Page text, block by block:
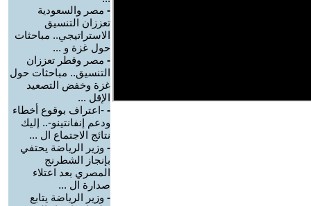
- مصر والسعودية
تعززان التنسيق
الاستراتيجي.. مباحثات
حول غزة و ...
- مصر وقطر تعززان
التنسيق.. مباحثات حول
غزة وخفض التصعيد
الإقل ...
- -اعتراف بوقوع أخطاء
ودعم إنفانتينو-.. إليك
نتائج الاجتماع ال ...
- وزير الرياضة يحتفي
بإنجاز الشطرنج
المصري بعد اعتلاء
صدارة ال ...
- وزير الرياضة يتابع